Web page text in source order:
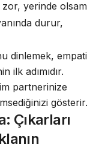
yerinde olsam
durur,
dinlemek, empati
ilk adımıdır.
partnerinize
gösterir.
Çıkarları